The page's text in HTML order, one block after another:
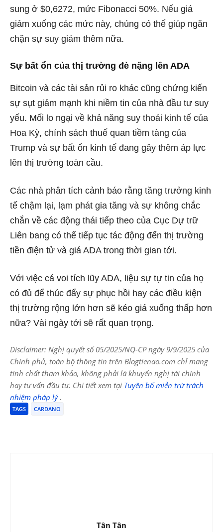
sung ở $0,6272, mức Fibonacci 50%. Nếu giá
giảm xuống các mức này, chúng có thể giúp ngăn
chặn sự suy giảm thêm nữa.
Sự bất ổn của thị trường đè nặng lên ADA
Bitcoin và các tài sản rủi ro khác cũng chứng kiến ​​
sự sụt giảm mạnh khi niềm tin của nhà đầu tư suy
yếu. Mối lo ngại về khả năng suy thoái kinh tế của
Hoa Kỳ, chính sách thuế quan tiềm tàng của
Trump và sự bất ổn kinh tế đang gây thêm áp lực
lên thị trường toàn cầu.
Các nhà phân tích cảnh báo rằng tăng trưởng kinh
tế chậm lại, lạm phát gia tăng và sự không chắc
chắn về các động thái tiếp theo của Cục Dự trữ
Liên bang có thể tiếp tục tác động đến thị trường
tiền điện tử và giá ADA trong thời gian tới.
Với việc cá voi tích lũy ADA, liệu sự tự tin của họ
có đủ để thúc đẩy sự phục hồi hay các điều kiện
thị trường rộng lớn hơn sẽ kéo giá xuống thấp hơn
nữa? Vài ngày tới sẽ rất quan trọng.
Disclaimer: Nghị quyết số 05/2025/NQ-CP ngày 9/9/2025 của
Chính phủ, toàn bộ thông tin trên Blogtienao.com chỉ mang
tính chất tham khảo, không phải là khuyến nghị tài chính
hay tư vấn đầu tư. Chi tiết xem tại Tuyên bố miễn trừ trách
nhiệm pháp lý.
TAGS CARDANO
Tân Tân